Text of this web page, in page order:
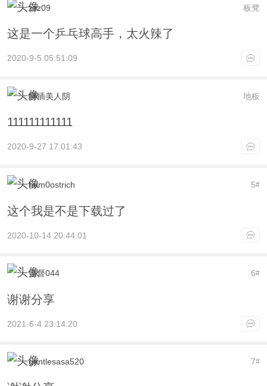
板凳
zzz09
这是一个乒乓球高手，太火辣了
2020-9-5 05:51:09
地板
醉插美人阴
111111111111
2020-9-27 17:01:43
5#
hum0ostrich
这个我是不是下载过了
2020-10-14 20:44:01
6#
监督044
谢谢分享
2021-6-4 23:14:20
7#
gentlesasa520